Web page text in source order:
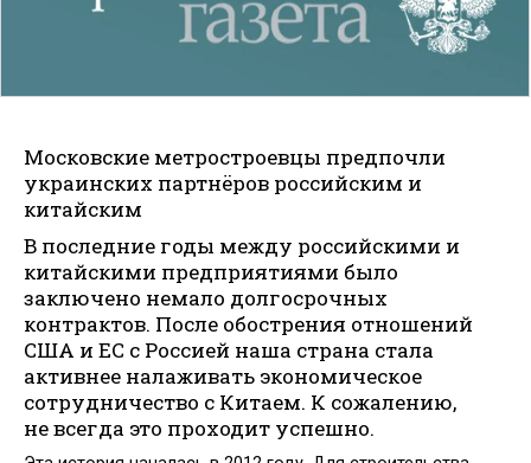
Московские метростроевцы предпочли
украинских партнёров российским и
китайским
В последние годы между российскими и
китайскими предприятиями было
заключено немало долгосрочных
контрактов. После обострения отношений
США и ЕС с Россией наша страна стала
активнее налаживать экономическое
сотрудничество с Китаем. К сожалению,
не всегда это проходит успешно.